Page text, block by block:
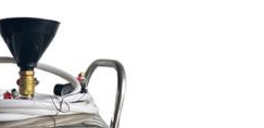
Bái) đã mua sản phẩm
ĐỘ MỞ NGÀM 60mm, LOẠI